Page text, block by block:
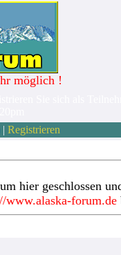
möglich !
| Registrieren
hier geschlossen
www.alaska-forum.de